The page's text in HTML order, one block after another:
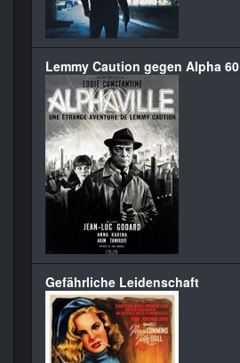
Lemmy Caution gegen Alpha 60
Gefährliche Leidenschaft